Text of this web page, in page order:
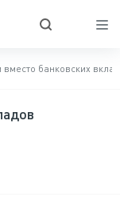
вместо банковских